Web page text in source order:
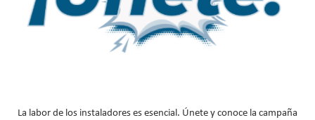
NOTICIAS DESTACADAS
La labor de los instaladores es esencial. Únete y conoce la campaña